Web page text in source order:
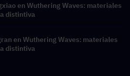
en Wuthering Waves: materiales
distintiva
en Wuthering Waves: materiales
distintiva